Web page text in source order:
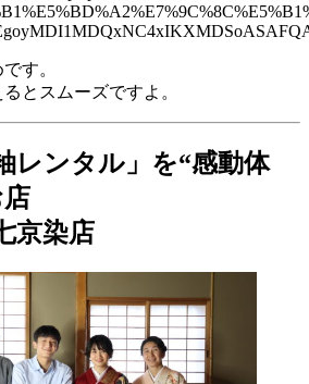
す。
とスムーズですよ。
レンタル」を“感動体
京染店